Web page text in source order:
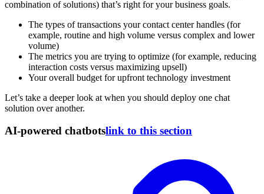
combination of solutions) that’s right for your business goals.
The types of transactions your contact center handles (for
example, routine and high volume versus complex and lower
volume)
The metrics you are trying to optimize (for example, reducing
interaction costs versus maximizing upsell)
Your overall budget for upfront technology investment
Let’s take a deeper look at when you should deploy one chat
solution over another.
AI-powered chatbotslink to this section